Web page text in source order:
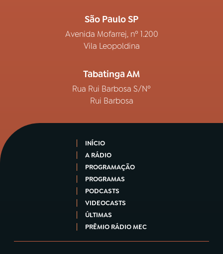
São Paulo SP
Avenida Mofarrej, nº 1.200
Vila Leopoldina
Tabatinga AM
Rua Rui Barbosa S/Nº
Rui Barbosa
INÍCIO
A RÁDIO
PROGRAMAÇÃO
PROGRAMAS
PODCASTS
VIDEOCASTS
ÚLTIMAS
PRÊMIO RÁDIO MEC